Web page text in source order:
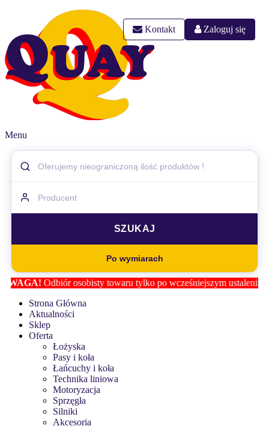
Kontakt Zaloguj się
Menu
Po wymiarach
Odbiór osobisty towaru tylko po wcześniejszym ustaleniu
Strona Główna
Aktualności
Sklep
Oferta
Łożyska
Pasy i koła
Łańcuchy i koła
Technika liniowa
Motoryzacja
Sprzęgła
Silniki
Akcesoria